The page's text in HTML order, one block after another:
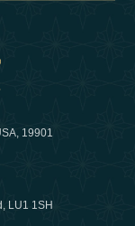
19901
LU1 1SH